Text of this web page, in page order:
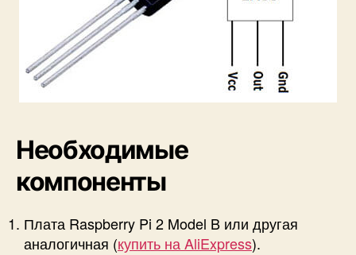
Необходимые
компоненты
Плата Raspberry Pi 2 Model B или другая
аналогичная (купить на AliExpress).